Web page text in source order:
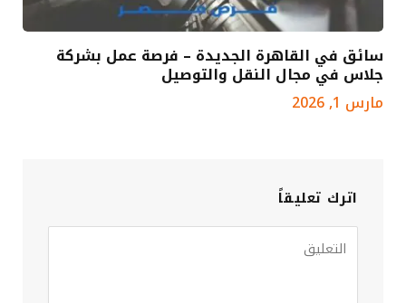
سائق في القاهرة الجديدة – فرصة عمل بشركة
جلاس في مجال النقل والتوصيل
مارس 1, 2026
اترك تعليقاً